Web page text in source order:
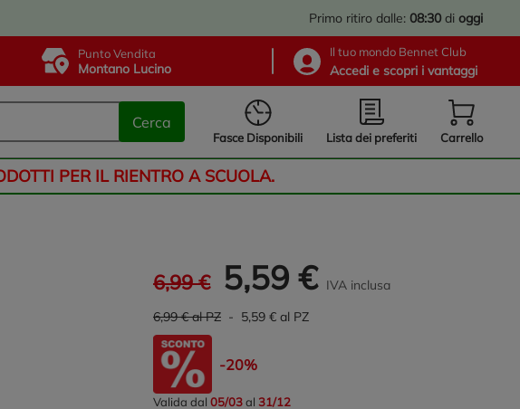
Primo ritiro dalle: 08:30 di oggi
Punto Vendita
Montano Lucino
Il tuo mondo Bennet Club
Accedi e scopri i vantaggi
Cerca
Fasce Disponibili Lista dei preferiti Carrello
PER IL RIENTRO A SCUOLA.
6,99 € 5,59 € IVA inclusa
6,99 € al PZ - 5,59 € al PZ
-20%
Valida dal 05/03al 31/12